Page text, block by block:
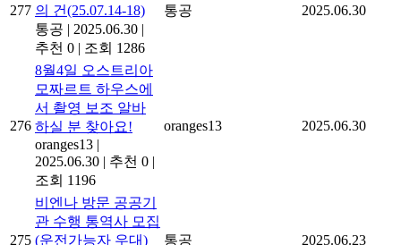
277 의 건(25.07.14-18)
통공 | 2025.06.30 |
추천 0 | 조회 1286
통공 2025.06.30
276
8월4일 오스트리아
모짜르트 하우스에
서 촬영 보조 알바
하실 분 찾아요!
oranges13 |
2025.06.30 | 추천 0 |
조회 1196
oranges13 2025.06.30
275
비엔나 방문 공공기
관 수행 통역사 모집
(운전가능자 우대)
통공 2025.06.23